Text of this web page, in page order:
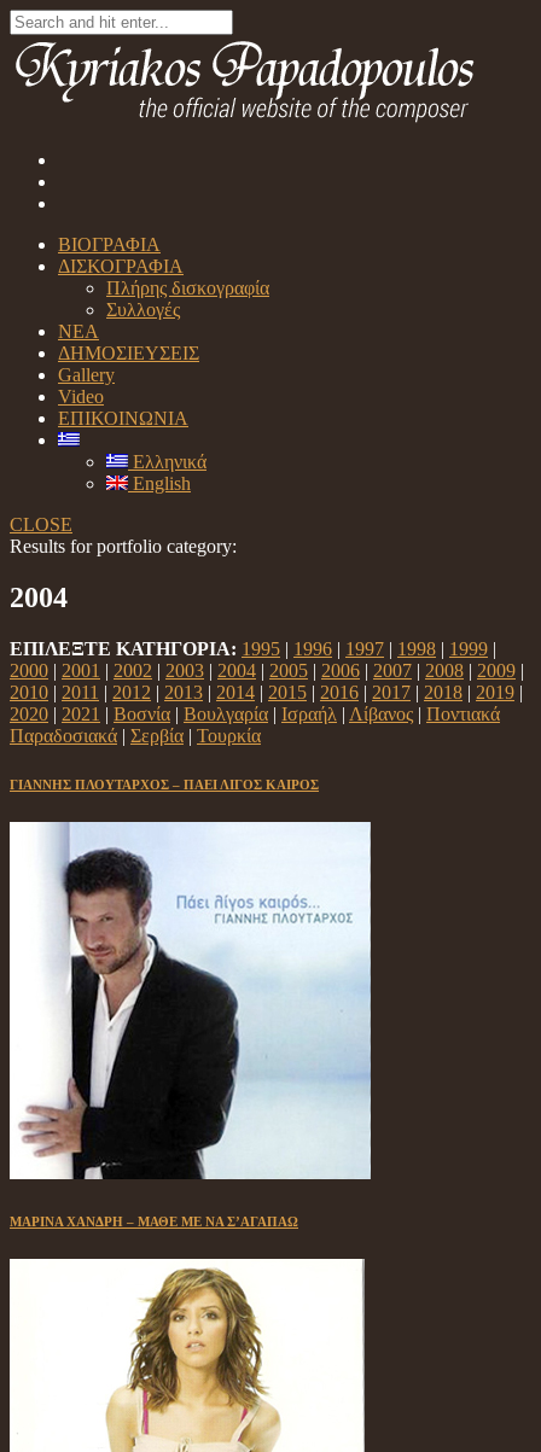
ΒΙΟΓΡΑΦΙΑ
ΔΙΣΚΟΓΡΑΦΙΑ
Πλήρης δισκογραφία
Συλλογές
ΝΕΑ
ΔΗΜΟΣΙΕΥΣΕΙΣ
Gallery
Video
ΕΠΙΚΟΙΝΩΝΙΑ
Ελληνικά
English
CLOSE
Results for portfolio category:
2004
ΕΠΙΛΕΞΤΕ ΚΑΤΗΓΟΡΙΑ: 1995 | 1996 | 1997 | 1998 | 1999 |
2000 | 2001 | 2002 | 2003 | 2004 | 2005 | 2006 | 2007 | 2008 | 2009 |
2010 | 2011 | 2012 | 2013 | 2014 | 2015 | 2016 | 2017 | 2018 | 2019 |
2020 | 2021 | Βοσνία | Βουλγαρία | Ισραήλ | Λίβανος | Ποντιακά
Παραδοσιακά | Σερβία | Τουρκία
ΓΙΑΝΝΗΣ ΠΛΟΥΤΑΡΧΟΣ – ΠΑΕΙ ΛΙΓΟΣ ΚΑΙΡΟΣ
ΜΑΡΙΝΑ ΧΑΝΔΡΗ – ΜΑΘΕ ΜΕ ΝΑ Σ’ΑΓΑΠΑΩ